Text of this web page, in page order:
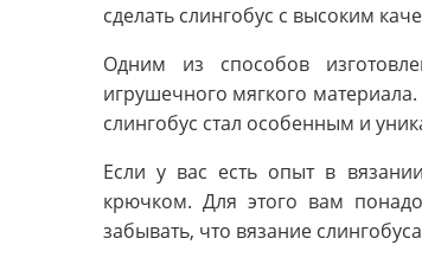
сделать слингобус с высоким
Одним из способов
игрушечного мягкого
слингобус стал особенным и
Если у вас есть опыт в
крючком. Для этого вам
забывать, что вязание